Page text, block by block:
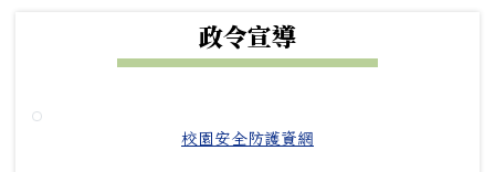
政令宣導
校園安全防護資網